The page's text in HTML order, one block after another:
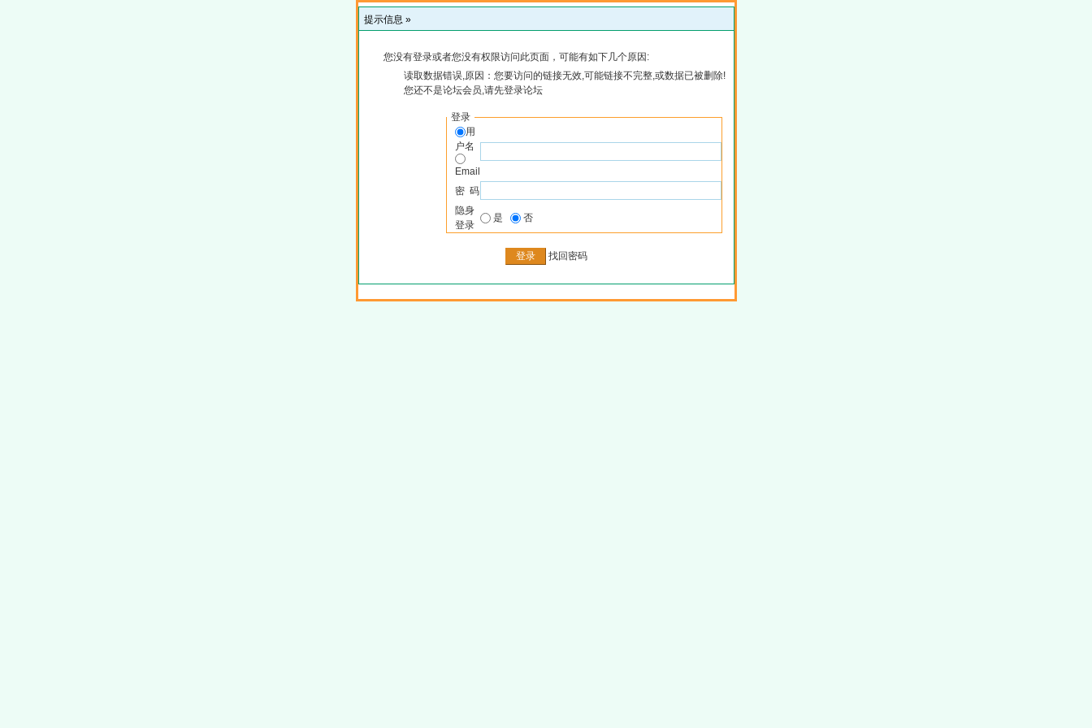
提示信息 »
您没有登录或者您没有权限访问此页面，可能有如下几个原因:
读取数据错误,原因：您要访问的链接无效,可能链接不完整,或数据已被删除!
您还不是论坛会员,请先登录论坛
登录
用
户名
Email
密 码
隐身
登录
是 否
找回密码